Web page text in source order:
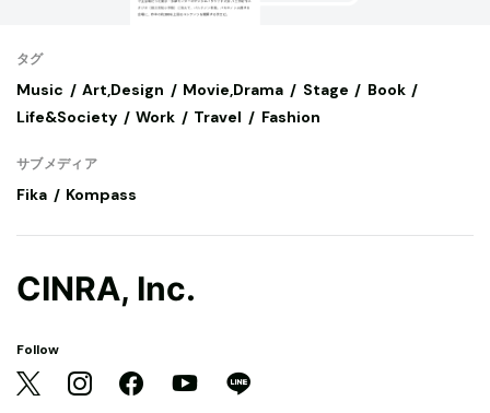
タグ
Music Art,Design Movie,Drama Stage
Book
Life&Society
Work Travel Fashion
サブメディア
Fika Kompass
CINRA, Inc.
Follow